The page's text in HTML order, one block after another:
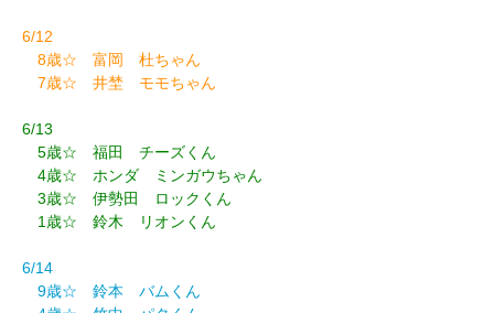
6/12
8歳☆ 富岡 杜ちゃん
7歳☆ 井埜 モモちゃん
6/13
5歳☆ 福田 チーズくん
4歳☆ ホンダ ミンガウちゃん
3歳☆ 伊勢田 ロックくん
1歳☆ 鈴木 リオンくん
6/14
9歳☆ 鈴本 バムくん